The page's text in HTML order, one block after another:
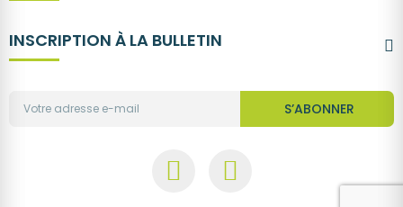
INSCRIPTION À LA BULLETIN
S’ABONNER